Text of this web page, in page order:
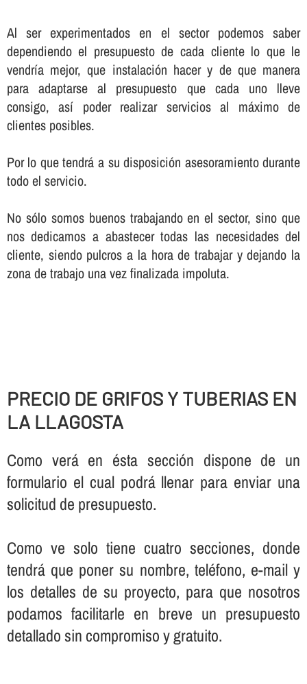
Al ser experimentados en el sector podemos saber
dependiendo el presupuesto de cada cliente lo que le
vendrí­a mejor, que instalación hacer y de que manera
para adaptarse al presupuesto que cada uno lleve
consigo, así­ poder realizar servicios al máximo de
clientes posibles.
Por lo que tendrá a su disposición asesoramiento durante
todo el servicio.
No sólo somos buenos trabajando en el sector, sino que
nos dedicamos a abastecer todas las necesidades del
cliente, siendo pulcros a la hora de trabajar y dejando la
zona de trabajo una vez finalizada impoluta.
PRECIO DE GRIFOS Y TUBERIAS EN
LA LLAGOSTA
Como verá en ésta sección dispone de un
formulario el cual podrá llenar para enviar una
solicitud de presupuesto.
Como ve solo tiene cuatro secciones, donde
tendrá que poner su nombre, teléfono, e-mail y
los detalles de su proyecto, para que nosotros
podamos facilitarle en breve un presupuesto
detallado sin compromiso y gratuito.